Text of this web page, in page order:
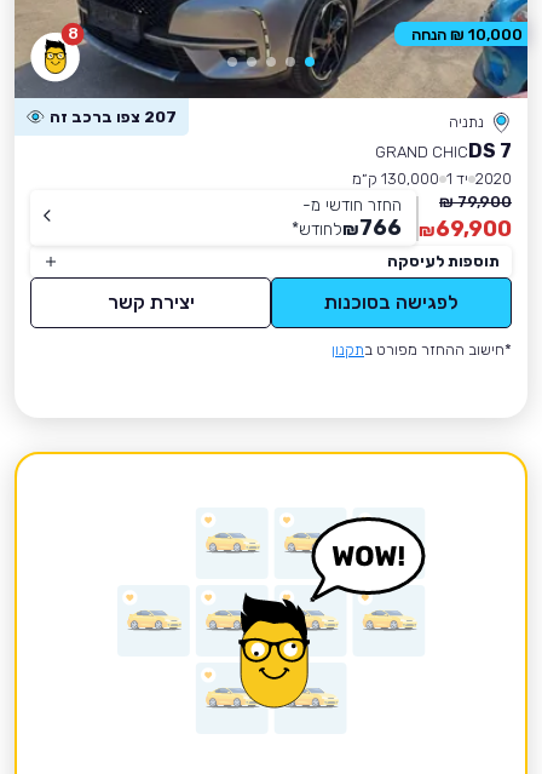
8
נתניה 207 צפו ברכב זה
DS 7
GRAND CHIC
2020 יד 1
130,000 ק״מ
79,900 ₪
69,900
₪
החזר חודשי מ-
766
₪לחודש*
תוספות לעיסקה
לפגישה בסוכנות יצירת קשר
*חישוב ההחזר מפורט בתקנון
10,000 ₪ הנחה